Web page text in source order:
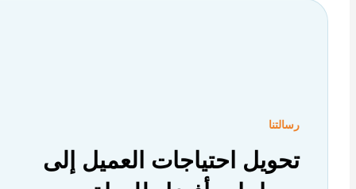
تحويل احتياجات العميل إلى